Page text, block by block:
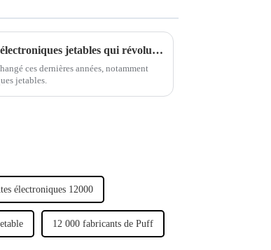
Les 5 meilleures marques de cigarettes électroniques jetables qui révolutionnent l'industrie du vapotage aujourd'hui
ces dernières années, notamment
jetables.
électroniques 12000
12 000 fabricants de Puff